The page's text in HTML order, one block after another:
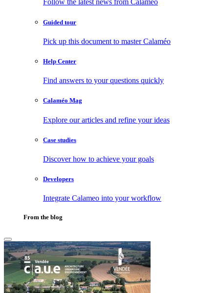
Follow the latest news from Calaméo
Guided tour
Pick up this document to master Calaméo
Help Center
Find answers to your questions quickly
Calaméo Mag
Explore our articles and refine your ideas
Case studies
Discover how to achieve your goals
Developers
Integrate Calameo into your workflow
From the blog